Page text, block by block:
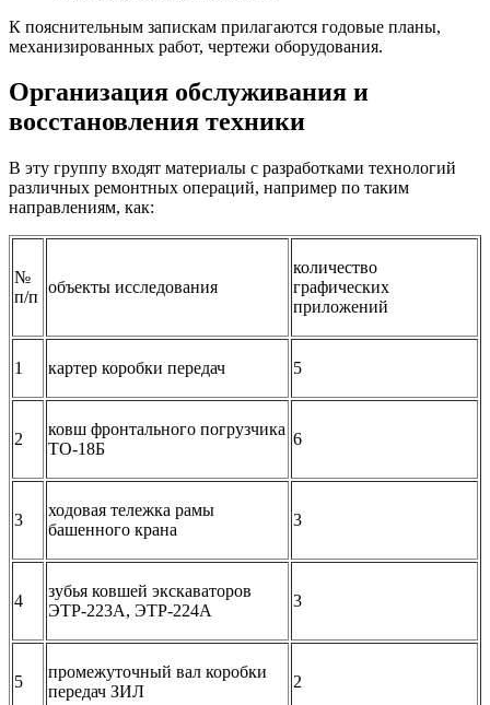
К пояснительным запискам прилагаются годовые планы,
механизированных работ, чертежи оборудования.
Организация обслуживания и
восстановления техники
В эту группу входят материалы с разработками технологий
различных ремонтных операций, например по таким
направлениям, как:
№
п/п
объекты исследования
количество
графических
приложений
1 картер коробки передач 5
2
ковш фронтального погрузчика
ТО-18Б
6
3
ходовая тележка рамы
башенного крана
3
4
зубья ковшей экскаваторов
ЭТР-223А, ЭТР-224А
3
5
промежуточный вал коробки
передач ЗИЛ
2